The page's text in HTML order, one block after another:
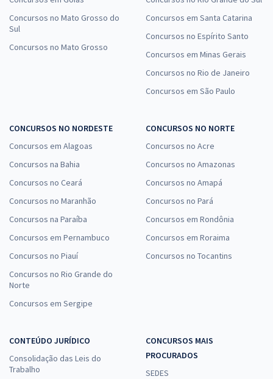
Concursos no Mato Grosso do
Sul
Concursos no Mato Grosso
Concursos em Santa Catarina
Concursos no Espírito Santo
Concursos em Minas Gerais
Concursos no Rio de Janeiro
Concursos em São Paulo
CONCURSOS NO NORDESTE
Concursos em Alagoas
Concursos na Bahia
Concursos no Ceará
Concursos no Maranhão
Concursos na Paraíba
Concursos em Pernambuco
Concursos no Piauí
Concursos no Rio Grande do
Norte
Concursos em Sergipe
CONCURSOS NO NORTE
Concursos no Acre
Concursos no Amazonas
Concursos no Amapá
Concursos no Pará
Concursos em Rondônia
Concursos em Roraima
Concursos no Tocantins
CONTEÚDO JURÍDICO
Consolidação das Leis do
Trabalho
CONCURSOS MAIS
PROCURADOS
SEDES